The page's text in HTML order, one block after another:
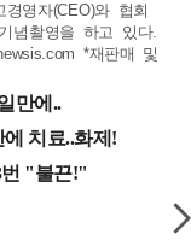
영자(CEO)와 협회
념촬영을 하고 있다.
*재판매 및